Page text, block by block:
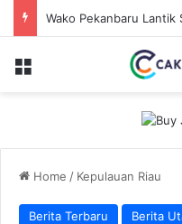
Menu
Home / Kepulauan Riau
Berita Terbaru Berita